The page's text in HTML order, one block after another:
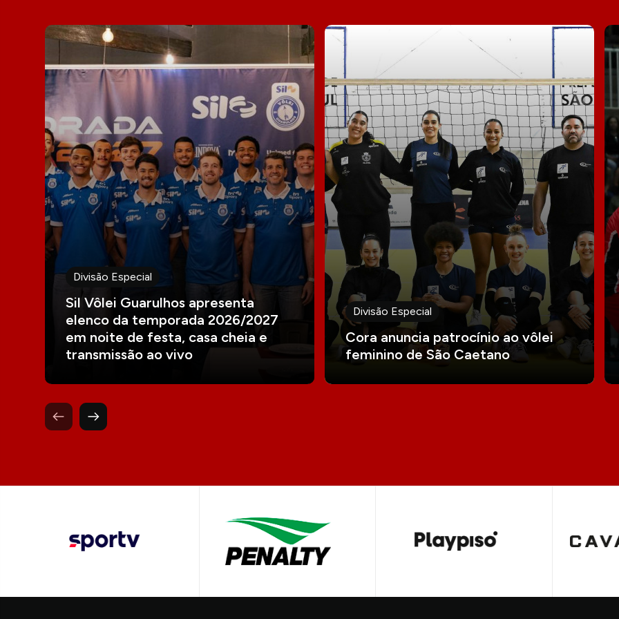
Divisão Especial
Sil Vôlei Guarulhos apresenta
elenco da temporada 2026/2027
em noite de festa, casa cheia e
transmissão ao vivo
Divisão Especial
Cora anuncia patrocínio ao vôlei
feminino de São Caetano